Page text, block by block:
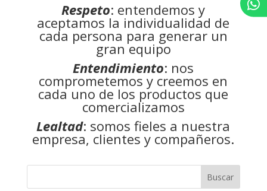
Respeto: entendemos y
aceptamos la individualidad de
cada persona para generar un
gran equipo
Entendimiento: nos
comprometemos y creemos en
cada uno de los productos que
comercializamos
Lealtad: somos fieles a nuestra
empresa, clientes y compañeros.